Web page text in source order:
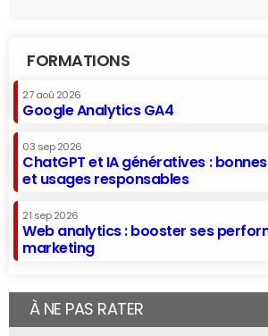
FORMATIONS
27 aoû 2026
Google Analytics GA4
03 sep 2026
ChatGPT et IA génératives :
et usages responsables
21 sep 2026
Web analytics : booster ses
marketing
À NE PAS RATER